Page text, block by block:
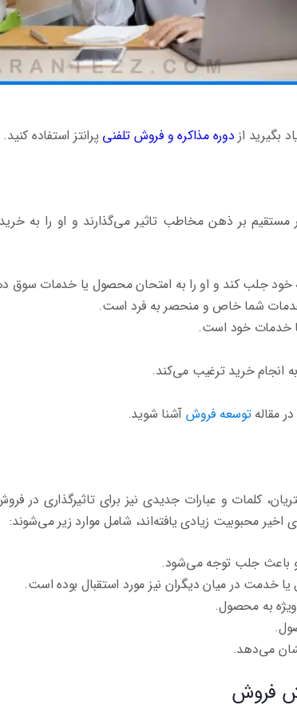
بگیرید از دوره مذاکره و فروش تلفنی پرانتز استفاده کنید.
مستقیم بر ذهن مخاطب تاثیر می‌گذارند و او را به
خود جلب کند و او را به امتحان محصول یا خدمات سوق
شما خاص و منحصر به فرد است.
خدمات خود است.
انجام خرید ترغیب می‌کند.
مقالهتوسعه فروش آشنا شوید.
کلمات و عبارات جدیدی نیز برای تاثیرگذاری در
محبوبیت زیادی یافته‌اند، شامل موارد زیر می‌شوند:
باعث جلب توجه می‌شود.
در میان دیگران نیز مورد استقبال بوده است.
به محصول.
می‌دهد.
فروش